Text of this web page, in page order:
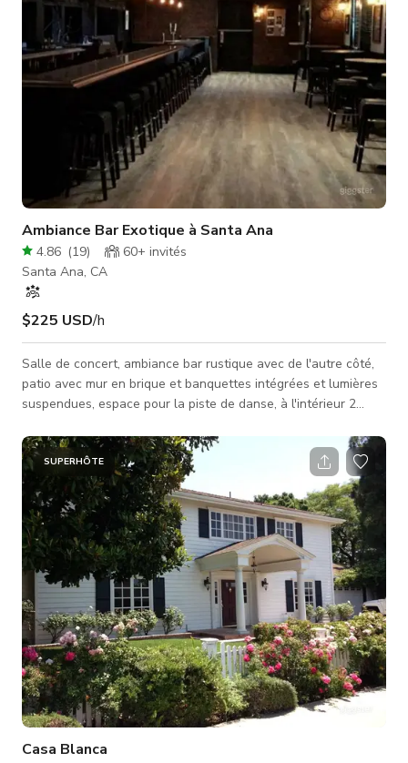
Ambiance Bar Exotique à Santa Ana
4.86 (19) 60+ invités
Santa Ana, CA
$225 USD/h
Salle de concert, ambiance bar rustique avec de l'autre côté,
patio avec mur en brique et banquettes intégrées et lumières
suspendues, espace pour la piste de danse, à l'intérieur 2
billard, jeu de sacs de haricots, salle privée, grand écran et
projecteurs pour réunion d'affaires, diaporama, etc. Idéal pour
film ou clip musical ainsi que pour réunions. Nous le louons
pour des fêtes, anniversaires, quincenaires, célébra
SUPERHÔTE
Casa Blanca